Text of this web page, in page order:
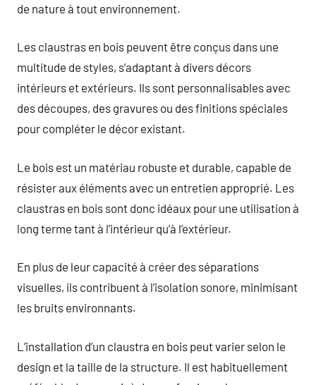
de nature à tout environnement.
Les claustras en bois peuvent être conçus dans une
multitude de styles, s’adaptant à divers décors
intérieurs et extérieurs. Ils sont personnalisables avec
des découpes, des gravures ou des finitions spéciales
pour compléter le décor existant.
Le bois est un matériau robuste et durable, capable de
résister aux éléments avec un entretien approprié. Les
claustras en bois sont donc idéaux pour une utilisation à
long terme tant à l’intérieur qu’à l’extérieur.
En plus de leur capacité à créer des séparations
visuelles, ils contribuent à l’isolation sonore, minimisant
les bruits environnants.
L’installation d’un claustra en bois peut varier selon le
design et la taille de la structure. Il est habituellement